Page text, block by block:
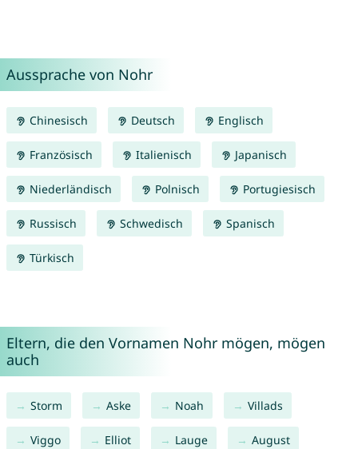
Aussprache von Nohr
Chinesisch Deutsch Englisch
Französisch Italienisch Japanisch
Niederländisch Polnisch Portugiesisch
Russisch Schwedisch Spanisch
Türkisch
Eltern, die den Vornamen Nohr mögen, mögen
auch
Storm Aske Noah Villads
Viggo Elliot Lauge August